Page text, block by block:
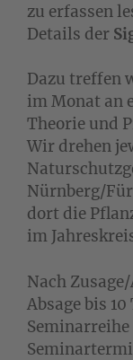
zu erfassen
Details der
Dazu treffen
im Monat an
Theorie und
Wir drehen
Nürnberg/
dort die
im
Nach
Absage bis